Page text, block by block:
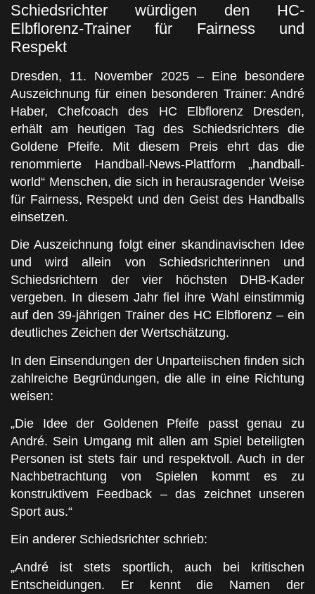
Schiedsrichter würdigen den HC-
Elbflorenz-Trainer für Fairness und
Respekt
Dresden, 11. November 2025 – Eine besondere
Auszeichnung für einen besonderen Trainer: André
Haber, Chefcoach des HC Elbflorenz Dresden,
erhält am heutigen Tag des Schiedsrichters die
Goldene Pfeife. Mit diesem Preis ehrt das die
renommierte Handball-News-Plattform „handball-
world“ Menschen, die sich in herausragender Weise
für Fairness, Respekt und den Geist des Handballs
einsetzen.
Die Auszeichnung folgt einer skandinavischen Idee
und wird allein von Schiedsrichterinnen und
Schiedsrichtern der vier höchsten DHB-Kader
vergeben. In diesem Jahr fiel ihre Wahl einstimmig
auf den 39-jährigen Trainer des HC Elbflorenz – ein
deutliches Zeichen der Wertschätzung.
In den Einsendungen der Unparteiischen finden sich
zahlreiche Begründungen, die alle in eine Richtung
weisen:
„Die Idee der Goldenen Pfeife passt genau zu
André. Sein Umgang mit allen am Spiel beteiligten
Personen ist stets fair und respektvoll. Auch in der
Nachbetrachtung von Spielen kommt es zu
konstruktivem Feedback – das zeichnet unseren
Sport aus.“
Ein anderer Schiedsrichter schrieb:
„André ist stets sportlich, auch bei kritischen
Entscheidungen. Er kennt die Namen der